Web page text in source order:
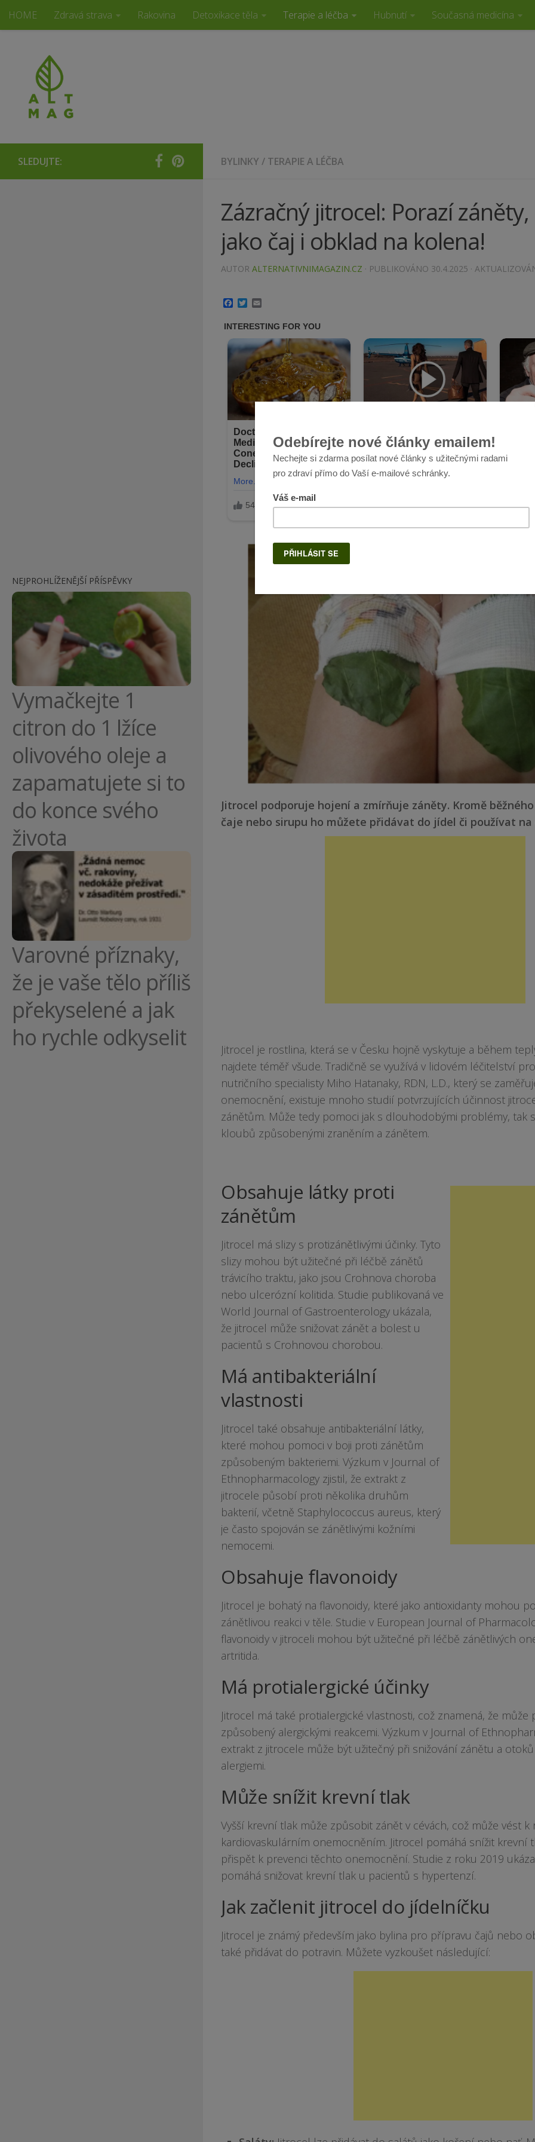
HOME Zdravá strava Rakovina Detoxikace těla Terapie a léčba Hubnutí Současná medicína
BYLINKY / TERAPIE A LÉČBA
Zázračný jitrocel: Porazí
jako čaj i obklad na kolena!
AUTOR ALTERNATIVNIMAGAZIN.CZ · PUBLIKOVÁNO 30.4.2025 ·
Facebook
Twitter
Jitrocel podporuje hojení a zmírňuje záněty. Kromě
čaje nebo sirupu ho můžete přidávat do jídel či používat na
Jitrocel je rostlina, která se v Česku hojně vyskytuje a během
najdete téměř všude. Tradičně se využívá v lidovém léčitelství
nutričního specialisty Miho Hatanaky, RDN, L.D., který se
onemocnění, existuje mnoho studií potvrzujících účinnost
zánětům. Může tedy pomoci jak s dlouhodobými problémy, tak
kloubů způsobenými zraněním a zánětem.
Obsahuje látky proti
zánětům
Jitrocel má slizy s protizánětlivými účinky. Tyto
slizy mohou být užitečné při léčbě zánětů
trávicího traktu, jako jsou Crohnova choroba
nebo ulcerózní kolitida. Studie publikovaná ve
World Journal of Gastroenterology ukázala,
že jitrocel může snižovat zánět a bolest u
pacientů s Crohnovou chorobou.
Má antibakteriální
vlastnosti
Jitrocel také obsahuje antibakteriální látky,
které mohou pomoci v boji proti zánětům
způsobeným bakteriemi. Výzkum v Journal of
Ethnopharmacology zjistil, že extrakt z
jitrocele působí proti několika druhům
bakterií, včetně Staphylococcus aureus, který
je často spojován se zánětlivými kožními
nemocemi.
Obsahuje flavonoidy
Jitrocel je bohatý na flavonoidy, které jako antioxidanty mohou
zánětlivou reakci v těle. Studie v European Journal of
flavonoidy v jitroceli mohou být užitečné při léčbě zánětlivých
artritida.
Má protialergické účinky
Jitrocel má také protialergické vlastnosti, což znamená, že
způsobený alergickými reakcemi. Výzkum v Journal of
extrakt z jitrocele může být užitečný při snižování zánětu a
alergiemi.
Může snížit krevní tlak
Vyšší krevní tlak může způsobit zánět v cévách, což může vést k
kardiovaskulárním onemocněním. Jitrocel pomáhá snížit krevní
přispět k prevenci těchto onemocnění. Studie z roku 2019
pomáhá snižovat krevní tlak u pacientů s hypertenzí.
Jak začlenit jitrocel do jídelníčku
Jitrocel je známý především jako bylina pro přípravu čajů nebo
také přidávat do potravin. Můžete vyzkoušet následující:
SLEDUJTE:
NEJPROHLÍŽENĚJŠÍ PŘÍSPĚVKY
Vymačkejte 1
citron do 1 lžíce
olivového oleje a
zapamatujete si to
do konce svého
života
Varovné příznaky,
že je vaše tělo příliš
překyselené a jak
ho rychle odkyselit